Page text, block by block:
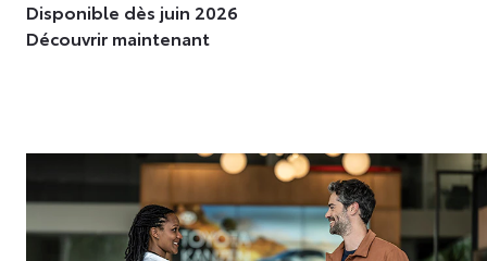
Disponible dès juin 2026
Découvrir maintenant